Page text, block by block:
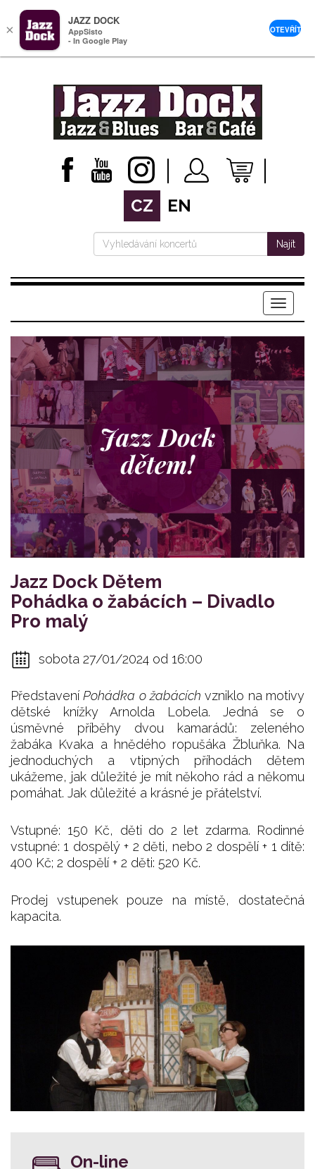
CZ EN
Najít
Menu
Jazz Dock Dětem
Pohádka o žabácích – Divadlo
Pro malý
sobota 27/01/2024 od 16:00
PředstaveníPohádka o žabácích vzniklo na motivy
dětské knížky Arnolda Lobela. Jedná se o
úsměvné příběhy dvou kamarádů: zeleného
žabáka Kvaka a hnědého ropušáka Žbluňka. Na
jednoduchých a vtipných příhodách dětem
ukážeme, jak důležité je mít někoho rád a někomu
pomáhat. Jak důležité a krásné je přátelství.
Vstupné: 150 Kč, děti do 2 let zdarma. Rodinné
vstupné: 1 dospělý + 2 děti, nebo 2 dospělí + 1 dítě:
400 Kč; 2 dospělí + 2 děti: 520 Kč.
Prodej vstupenek pouze na místě, dostatečná
kapacita.
On-line
×
JAZZ DOCK
AppSisto
- In Google Play
OTEVŘÍT